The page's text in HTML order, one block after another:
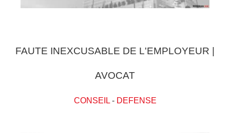
FAUTE INEXCUSABLE DE L'EMPLOYEUR |
AVOCAT
CONSEIL- DEFENSE